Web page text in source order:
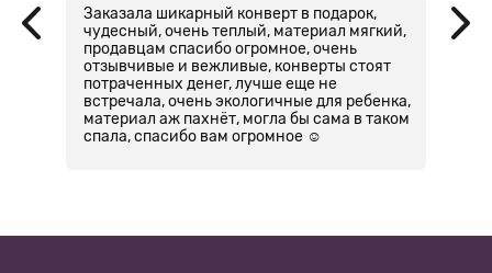
Заказала шикарный конверт в подарок,
чудесный, очень теплый, материал мягкий,
продавцам спасибо огромное, очень
отзывчивые и вежливые, конверты стоят
потраченных денег, лучше еще не
встречала, очень экологичные для ребенка,
материал аж пахнёт, могла бы сама в таком
спала, спасибо вам огромное ☺️